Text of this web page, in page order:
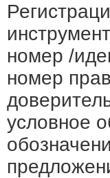
номер /
номер
условное